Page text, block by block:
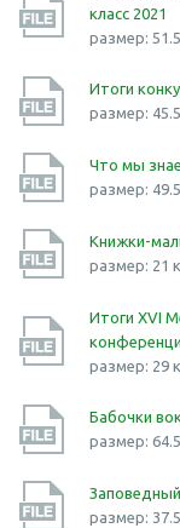
класс 2021
размер:
Итоги
размер:
Что мы
размер:
Книжки-
размер: 21
Итоги XVI
размер: 29
Бабочки
размер:
размер: